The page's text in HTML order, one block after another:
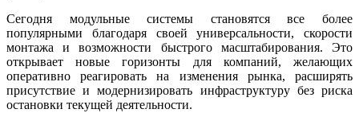
Сегодня модульные системы становятся все более
популярными благодаря своей универсальности, скорости
монтажа и возможности быстрого масштабирования. Это
открывает новые горизонты для компаний, желающих
оперативно реагировать на изменения рынка, расширять
присутствие и модернизировать инфраструктуру без риска
остановки текущей деятельности.